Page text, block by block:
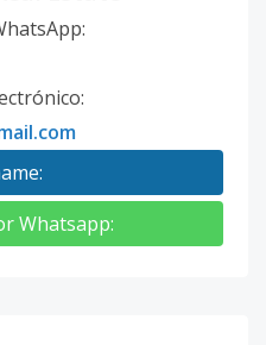
:
:
:
Whatsapp: